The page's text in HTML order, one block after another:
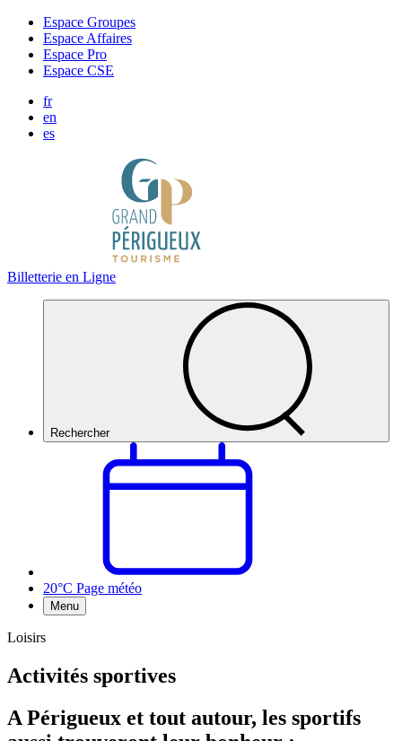
Espace Groupes
Espace Affaires
Espace Pro
Espace CSE
fr
en
es
Billetterie en Ligne
Rechercher
20°C Page météo
Menu
Loisirs
Activités sportives
A Périgueux et tout autour, les sportifs